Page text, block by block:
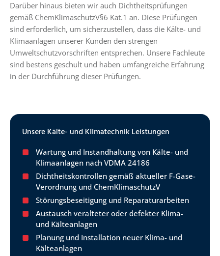
Darüber hinaus bieten wir auch Dichtheitsprüfungen
gemäß ChemKlimaschutzV§6 Kat.1 an. Diese Prüfungen
sind erforderlich, um sicherzustellen, dass die Kälte- und
Klimaanlagen unserer Kunden den strengen
Umweltschutzvorschriften entsprechen. Unsere Fachleute
sind bestens geschult und haben umfangreiche Erfahrung
in der Durchführung dieser Prüfungen.
Unsere Kälte- und Klimatechnik Leistungen
Wartung und Instandhaltung von Kälte- und
Klimaanlagen nach VDMA 24186
Dichtheitskontrollen gemäß aktueller F-Gase-
Verordnung und ChemKlimaschutzV
Störungsbeseitigung und Reparaturarbeiten
Austausch veralteter oder defekter Klima-
und Kälteanlagen
Planung und Installation neuer Klima- und
Kälteanlagen